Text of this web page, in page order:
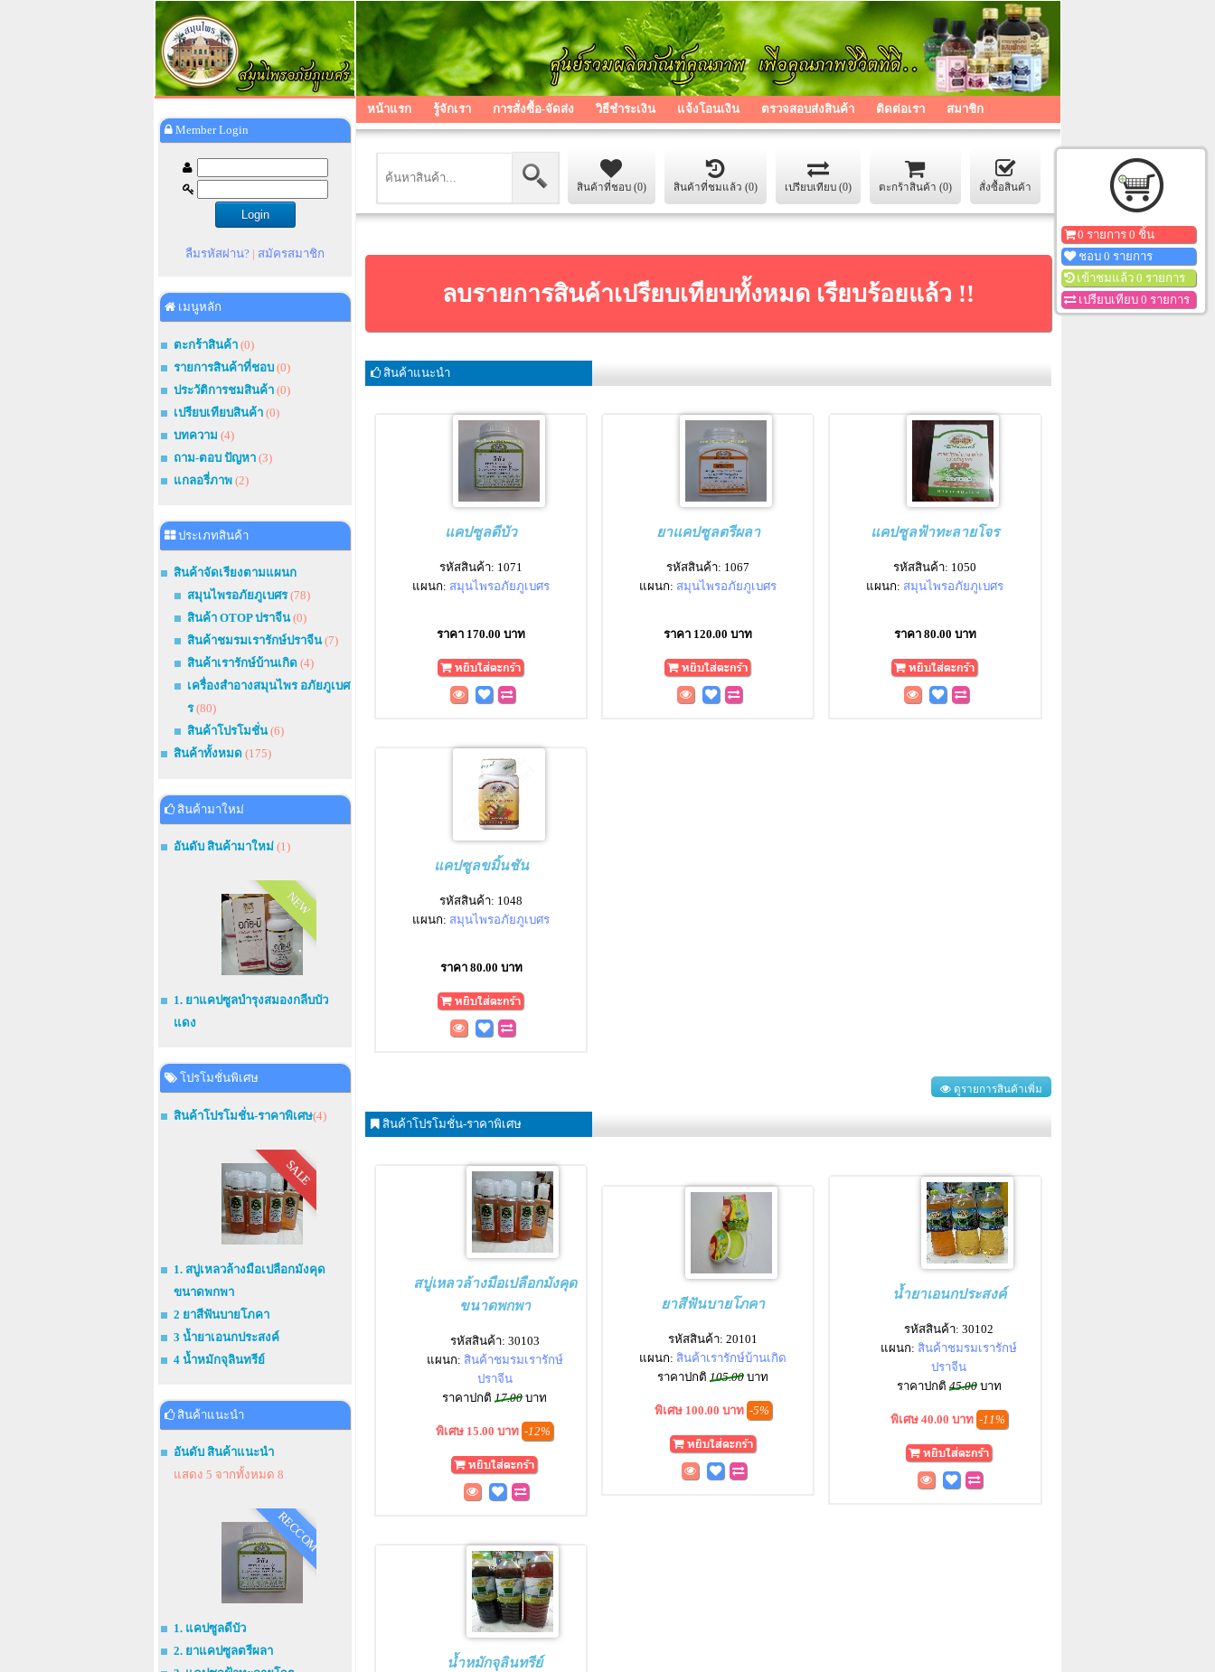
Member Login
ลืมรหัสผ่าน? | สมัครสมาชิก
เมนูหลัก
ตะกร้าสินค้า (0)
รายการสินค้าที่ชอบ (0)
ประวัติการชมสินค้า (0)
เปรียบเทียบสินค้า (0)
บทความ (4)
ถาม-ตอบ ปัญหา (3)
แกลอรี่ภาพ (2)
ประเภทสินค้า
สินค้าจัดเรียงตามแผนก
สมุนไพรอภัยภูเบศร(78)
สินค้า OTOP ปราจีน(0)
สินค้าชมรมเรารักษ์ปราจีน(7)
สินค้าเรารักษ์บ้านเกิด (4)
เครื่องสำอางสมุนไพร อภัยภูเบศ
ร(80)
สินค้าโปรโมชั่น(6)
สินค้าทั้งหมด (175)
สินค้ามาใหม่
อันดับ สินค้ามาใหม่ (1)
NEW
1. ยาแคปซูลบำรุงสมองกลีบบัว
แดง
โปรโมชั่นพิเศษ
สินค้าโปรโมชั่น-ราคาพิเศษ(4)
SALE
1. สบู่เหลวล้างมือเปลือกมังคุด
ขนาดพกพา
2 ยาสีฟันบายโภคา
3 น้ำยาเอนกประสงค์
4 น้ำหมักจุลินทรีย์
สินค้าแนะนำ
อันดับ สินค้าแนะนำ
แสดง 5 จากทั้งหมด 8
RECCOM
1. แคปซูลดีบัว
2. ยาแคปซูลตรีผลา
หน้าแรก รู้จักเรา การสั่งซื้อ-จัดส่ง วิธีชำระเงิน แจ้งโอนเงิน ตรวจสอบส่งสินค้า ติดต่อเรา สมาชิก
สินค้าที่ชอบ (0) สินค้าที่ชมแล้ว (0) เปรียบเทียบ (0) ตะกร้าสินค้า (0) สั่งซื้อสินค้า
ลบรายการสินค้าเปรียบเทียบทั้งหมด เรียบร้อยแล้ว !!
สินค้าแนะนำ
แคปซูลดีบัว
รหัสสินค้า: 1071
แผนก: สมุนไพรอภัยภูเบศร
ราคา 170.00 บาท
ยาแคปซูลตรีผลา
รหัสสินค้า: 1067
แผนก: สมุนไพรอภัยภูเบศร
ราคา 120.00 บาท
แคปซูลฟ้าทะลายโจร
รหัสสินค้า: 1050
แผนก: สมุนไพรอภัยภูเบศร
ราคา 80.00 บาท
แคปซูลขมิ้นชัน
รหัสสินค้า: 1048
แผนก: สมุนไพรอภัยภูเบศร
ราคา 80.00 บาท
ดูรายการสินค้าเพิ่ม
สินค้าโปรโมชั่น-ราคาพิเศษ
สบู่เหลวล้างมือเปลือกมังคุด
ขนาดพกพา
รหัสสินค้า: 30103
แผนก: สินค้าชมรมเรารักษ์
ปราจีน
ราคาปกติ 17.00 บาท
พิเศษ 15.00 บาท -12%
ยาสีฟันบายโภคา
รหัสสินค้า: 20101
แผนก: สินค้าเรารักษ์บ้านเกิด
ราคาปกติ 105.00 บาท
พิเศษ 100.00 บาท -5%
น้ำยาเอนกประสงค์
รหัสสินค้า: 30102
แผนก: สินค้าชมรมเรารักษ์
ปราจีน
ราคาปกติ 45.00บาท
พิเศษ 40.00 บาท -11%
น้ำหมักจุลินทรีย์
0 รายการ 0 ชิ้น
ชอบ 0 รายการ
เข้าชมแล้ว 0 รายการ
เปรียบเทียบ 0 รายการ